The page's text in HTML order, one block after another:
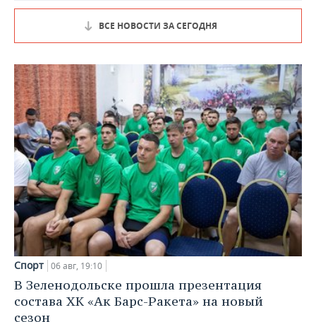
ВСЕ НОВОСТИ ЗА СЕГОДНЯ
Спорт 06 авг, 19:10
В Зеленодольске прошла презентация
состава ХК «Ак Барс-Ракета» на новый
сезон